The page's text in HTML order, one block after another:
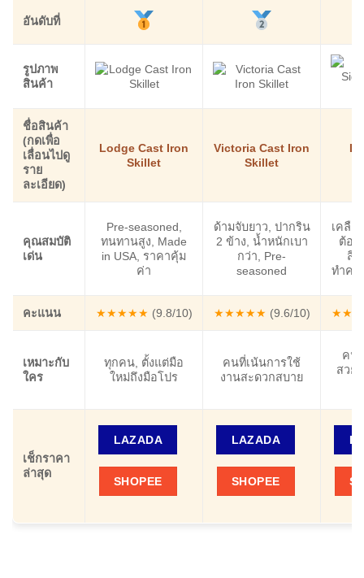
อันดับที่
รูปภาพ
สินค้า
ชื่อสินค้า
(กดเพื่อ
เลื่อนไปดู
ราย
ละเอียด)
Lodge Cast Iron
Skillet
Victoria Cast Iron
Skillet
คุณสมบัติ
เด่น
Pre-seasoned,
ทนทานสูง, Made
in USA, ราคาคุ้ม
ค่า
ด้ามจับยาว, ปากริน
2 ข้าง, น้ำหนักเบา
กว่า, Pre-
seasoned
เคลือ
ต้อง
สีสั
ทำคว
คะแนน ★★★★★ (9.8/10) ★★★★★ (9.6/10)
เหมาะกับ
ใคร
ทุกคน, ตั้งแต่มือ
ใหม่ถึงมือโปร
คนที่เน้นการใช้
งานสะดวกสบาย
คน
สวย
เช็กราคา
ล่าสุด
LAZADA
SHOPEE
LAZADA
SHOPEE